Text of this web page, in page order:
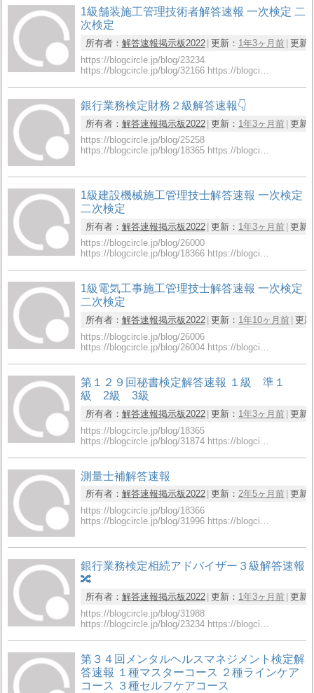
1級舗装施工管理技術者解答速報 一次検定 二
次検定
所有者： 解答速報掲示板2022 更新： 1年3ヶ月前 更新
https://blogcircle.jp/blog/23234
https://blogcircle.jp/blog/32166 https://blogci…
銀行業務検定財務２級解答速報👇
所有者： 解答速報掲示板2022 更新： 1年3ヶ月前 更新
https://blogcircle.jp/blog/25258
https://blogcircle.jp/blog/18365 https://blogci…
1級建設機械施工管理技士解答速報 一次検定
二次検定
所有者： 解答速報掲示板2022 更新： 1年3ヶ月前 更新
https://blogcircle.jp/blog/26000
https://blogcircle.jp/blog/18366 https://blogci…
1級電気工事施工管理技士解答速報 一次検定
二次検定
所有者： 解答速報掲示板2022 更新： 1年10ヶ月前 更
https://blogcircle.jp/blog/26006
https://blogcircle.jp/blog/26004 https://blogci…
第１２９回秘書検定解答速報 １級 準１
級 2級 3級
所有者： 解答速報掲示板2022 更新： 1年3ヶ月前 更新
https://blogcircle.jp/blog/18365
https://blogcircle.jp/blog/31874 https://blogci…
測量士補解答速報
所有者： 解答速報掲示板2022 更新： 2年5ヶ月前 更新
https://blogcircle.jp/blog/18366
https://blogcircle.jp/blog/31996 https://blogci…
銀行業務検定相続アドバイザー３級解答速報
🔀
所有者： 解答速報掲示板2022 更新： 1年3ヶ月前 更新
https://blogcircle.jp/blog/31988
https://blogcircle.jp/blog/23234 https://blogci…
第３４回メンタルヘルスマネジメント検定解
答速報 １種マスターコース ２種ラインケア
コース ３種セルフケアコース